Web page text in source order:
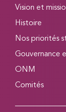
Vision et
Histoire
Nos priorités
Gouvernance
ONM
Comités